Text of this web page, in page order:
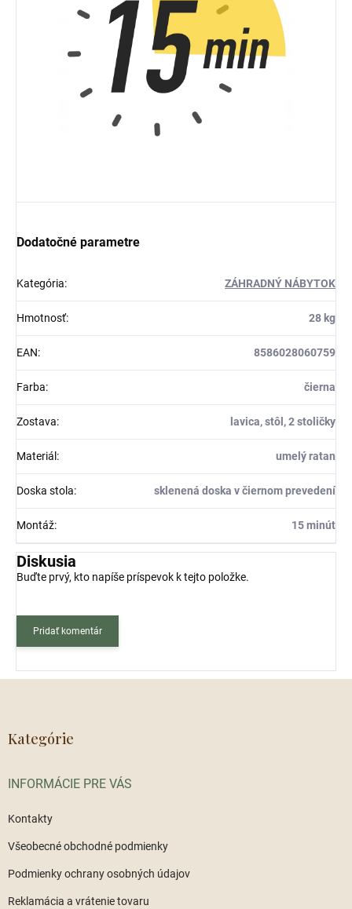
Dodatočné parametre
Kategória: ZÁHRADNÝ NÁBYTOK
Hmotnosť: 28 kg
EAN: 8586028060759
Farba: čierna
Zostava: lavica, stôl, 2 stoličky
Materiál : umelý ratan
Doska stola: sklenená doska v čiernom prevedení
Montáž: 15 minút
Diskusia
Buďte prvý, kto napíše príspevok k tejto položke.
Pridať komentár
Kategórie
INFORMÁCIE PRE VÁS
Kontakty
Všeobecné obchodné podmienky
Podmienky ochrany osobných údajov
Reklamácia a vrátenie tovaru